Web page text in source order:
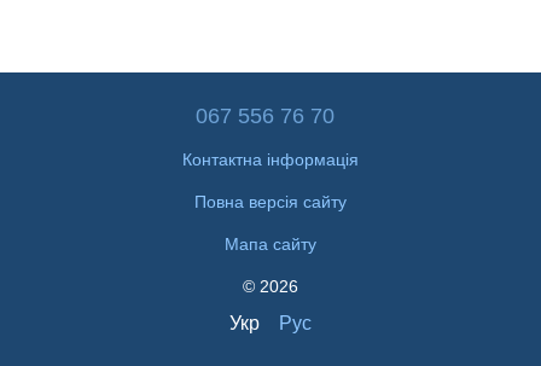
067 556 76 70
Контактна інформація
Повна версія сайту
Мапа сайту
© 2026
Укр Рус